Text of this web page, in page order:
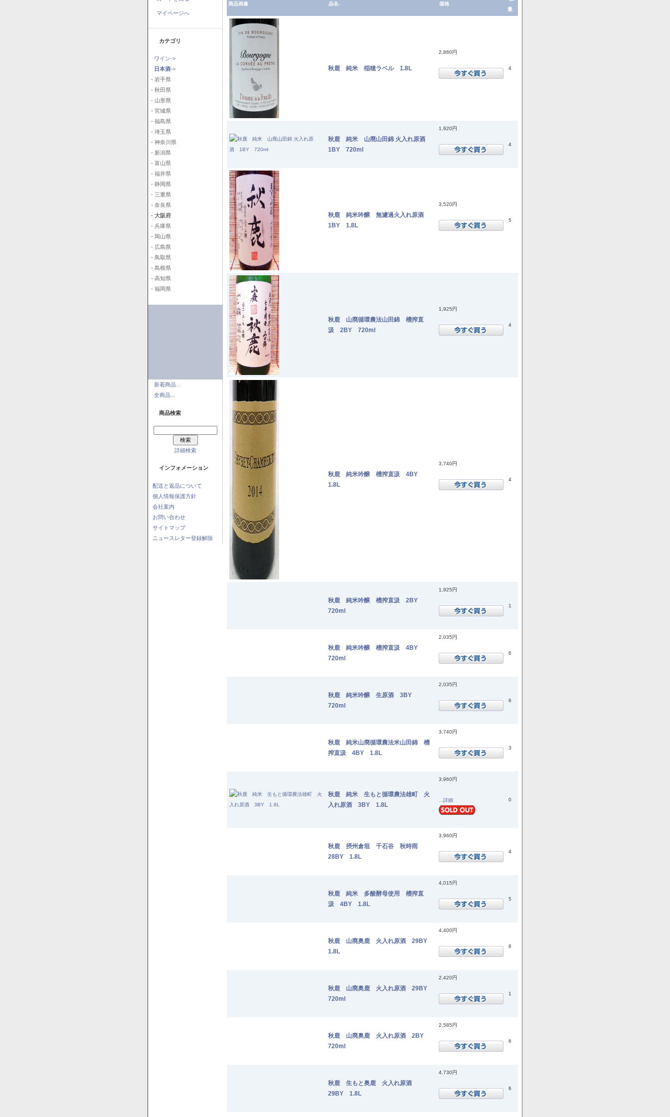
マイページへ
カテゴリ
ワイン->
日本酒->
- 岩手県
- 秋田県
- 山形県
- 宮城県
- 福島県
- 埼玉県
- 神奈川県
- 新潟県
- 富山県
- 福井県
- 静岡県
- 三重県
- 奈良県
- 大阪府
- 兵庫県
- 岡山県
- 広島県
- 鳥取県
- 島根県
- 高知県
- 福岡県
新着商品...
全商品...
商品検索
詳細検索
インフォメーション
配送と返品について
個人情報保護方針
会社案内
お問い合わせ
サイトマップ
ニュースレター登録解除
商品画像 品名- 価格
量.
秋鹿 純米 稲穂ラベル 1.8L
2,860円
4
秋鹿 純米 山廃山田錦 火入れ原酒
1BY 720ml
1,920円
4
秋鹿 純米吟醸 無濾過火入れ原酒
1BY 1.8L
3,520円
5
秋鹿 山廃循環農法山田錦 槽搾直
汲 2BY 720ml
1,925円
4
秋鹿 純米吟醸 槽搾直汲 4BY
1.8L
3,740円
4
秋鹿 純米吟醸 槽搾直汲 2BY
720ml
1,925円
1
秋鹿 純米吟醸 槽搾直汲 4BY
720ml
2,035円
6
秋鹿 純米吟醸 生原酒 3BY
720ml
2,035円
6
秋鹿 純米山廃循環農法米山田錦 槽
搾直汲 4BY 1.8L
3,740円
3
秋鹿 純米 生もと循環農法雄町 火
入れ原酒 3BY 1.8L
3,960円
...詳細 0
秋鹿 摂州倉垣 千石谷 秋時雨
28BY 1.8L
3,960円
4
秋鹿 純米 多酸酵母使用 槽搾直
汲 4BY 1.8L
4,015円
5
秋鹿 山廃奥鹿 火入れ原酒 29BY
1.8L
4,400円
6
秋鹿 山廃奥鹿 火入れ原酒 29BY
720ml
2,420円
1
秋鹿 山廃奥鹿 火入れ原酒 2BY
720ml
2,585円
6
秋鹿 生もと奥鹿 火入れ原酒
29BY 1.8L
4,730円
6